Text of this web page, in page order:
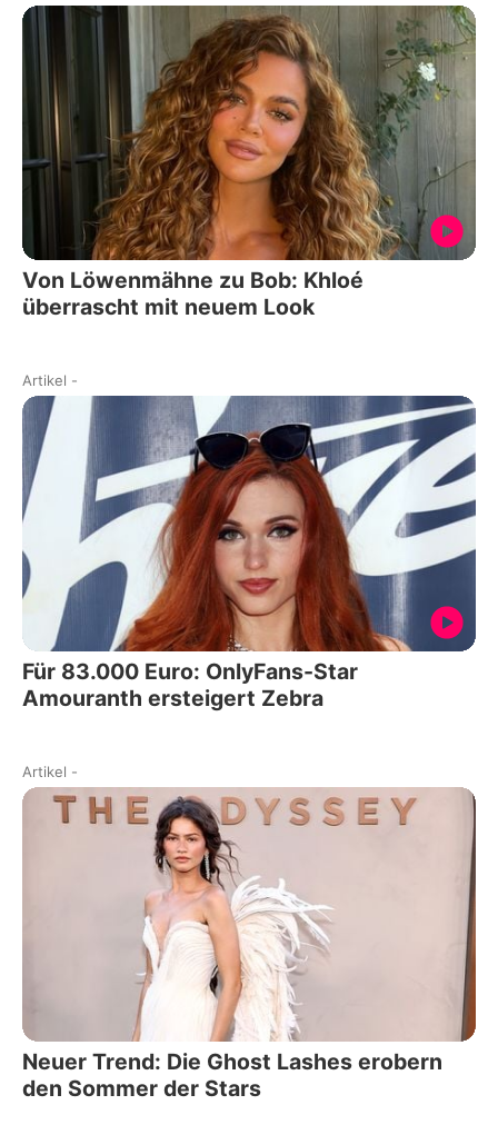
Von Löwenmähne zu Bob: Khloé
überrascht mit neuem Look
Artikel -
Für 83.000 Euro: OnlyFans-Star
Amouranth ersteigert Zebra
Artikel -
Neuer Trend: Die Ghost Lashes erobern
den Sommer der Stars